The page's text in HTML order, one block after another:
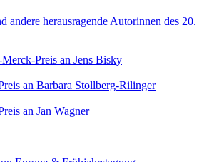
andere herausragende Autorinnen des 20.
Preis an Jens Bisky
an Barbara Stollberg-Rilinger
an Jan Wagner